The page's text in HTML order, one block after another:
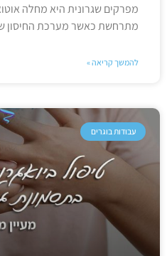
מפרקים שגרונית היא מחלה
מתרחשת כאשר מערכת החיסון
להמשך קריאה »
עבודות בוגרים